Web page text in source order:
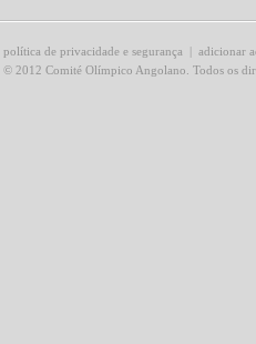
política de privacidade e segurança | adicionar
© 2012 Comité Olímpico Angolano. Todos os